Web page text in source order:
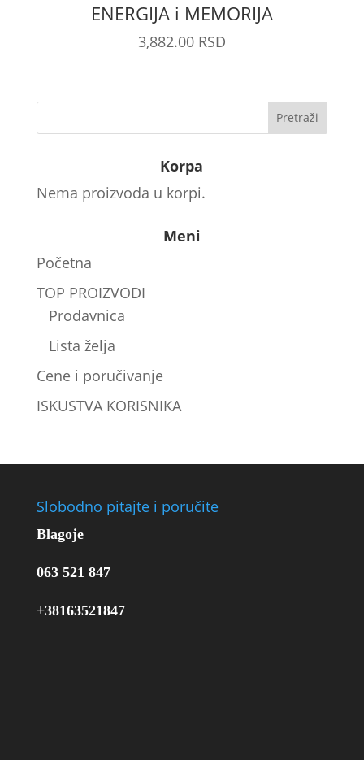
ENERGIJA i MEMORIJA
3,882.00 RSD
Korpa
Nema proizvoda u korpi.
Meni
Početna
TOP PROIZVODI
Prodavnica
Lista želja
Cene i poručivanje
ISKUSTVA KORISNIKA
Slobodno pitajte i poručite
Blagoje
063 521 847
+38163521847